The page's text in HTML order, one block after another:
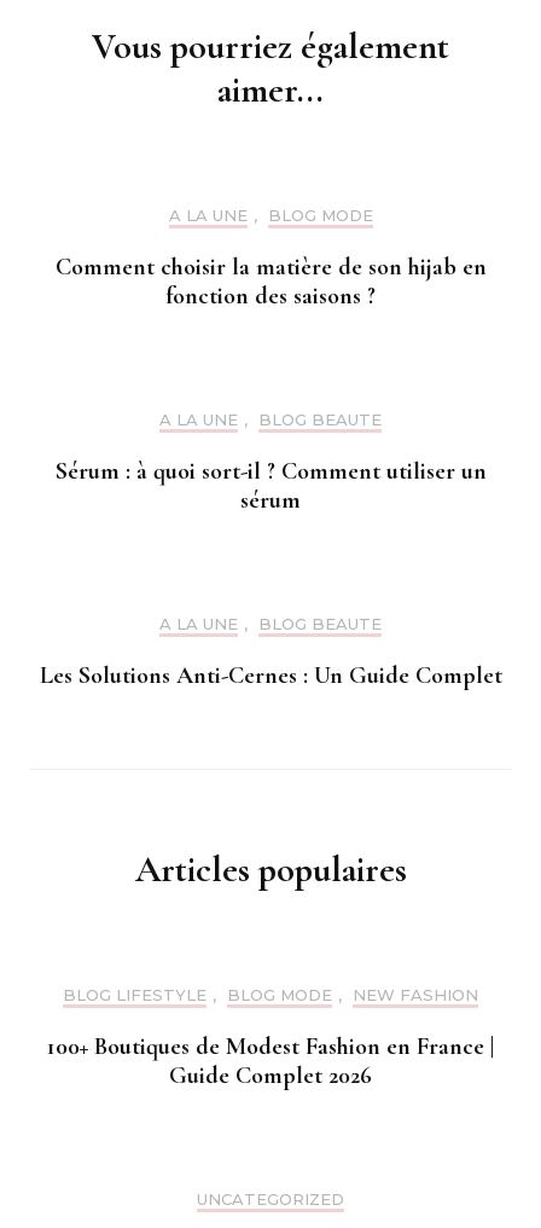
Vous pourriez également
aimer...
A LA UNE , BLOG MODE
Comment choisir la matière de son hijab en
fonction des saisons ?
A LA UNE , BLOG BEAUTE
Sérum : à quoi sort-il ? Comment utiliser un
sérum
A LA UNE , BLOG BEAUTE
Les Solutions Anti-Cernes : Un Guide Complet
Articles populaires
BLOG LIFESTYLE , BLOG MODE , NEW FASHION
100+ Boutiques de Modest Fashion en France |
Guide Complet 2026
UNCATEGORIZED